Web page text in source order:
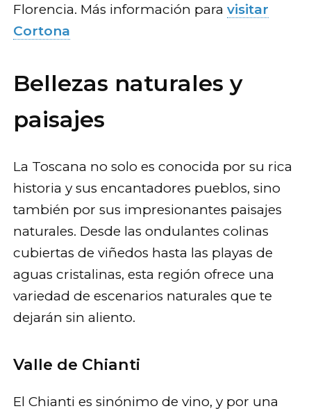
Florencia. Más información para visitar
Cortona
Bellezas naturales y
paisajes
La Toscana no solo es conocida por su rica
historia y sus encantadores pueblos, sino
también por sus impresionantes paisajes
naturales. Desde las ondulantes colinas
cubiertas de viñedos hasta las playas de
aguas cristalinas, esta región ofrece una
variedad de escenarios naturales que te
dejarán sin aliento.
Valle de Chianti
El Chianti es sinónimo de vino, y por una